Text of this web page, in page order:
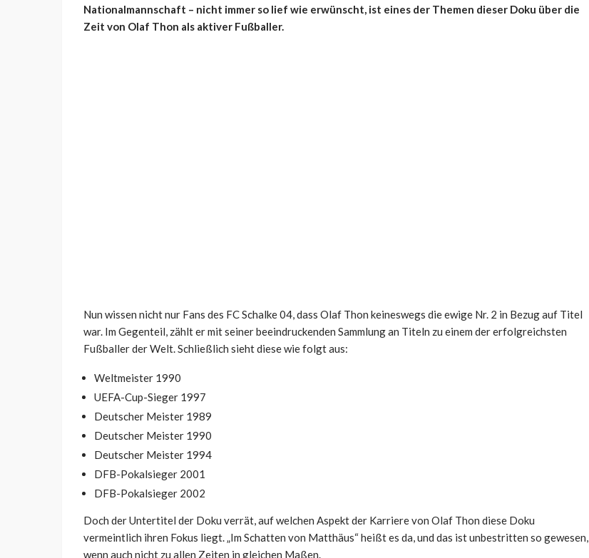
Nationalmannschaft – nicht immer so lief wie erwünscht, ist eines der Themen dieser Doku über die
Zeit von Olaf Thon als aktiver Fußballer.
Nun wissen nicht nur Fans des FC Schalke 04, dass Olaf Thon keineswegs die ewige Nr. 2 in Bezug auf Titel
war. Im Gegenteil, zählt er mit seiner beeindruckenden Sammlung an Titeln zu einem der erfolgreichsten
Fußballer der Welt. Schließlich sieht diese wie folgt aus:
Weltmeister 1990
UEFA-Cup-Sieger 1997
Deutscher Meister 1989
Deutscher Meister 1990
Deutscher Meister 1994
DFB-Pokalsieger 2001
DFB-Pokalsieger 2002
Doch der Untertitel der Doku verrät, auf welchen Aspekt der Karriere von Olaf Thon diese Doku
vermeintlich ihren Fokus liegt. „Im Schatten von Matthäus“ heißt es da, und das ist unbestritten so gewesen,
wenn auch nicht zu allen Zeiten in gleichen Maßen.